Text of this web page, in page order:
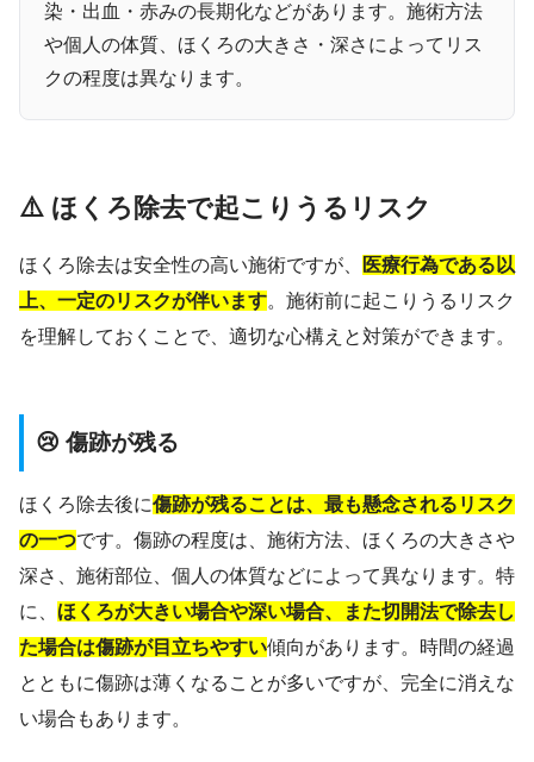
染・出血・赤みの長期化などがあります。施術方法
や個人の体質、ほくろの大きさ・深さによってリス
クの程度は異なります。
⚠️ ほくろ除去で起こりうるリスク
ほくろ除去は安全性の高い施術ですが、
医療行為である以
上、一定のリスクが伴います。施術前に起こりうるリスク
を理解しておくことで、適切な心構えと対策ができます。
😢 傷跡が残る
ほくろ除去後に傷跡が残ることは、最も懸念されるリスク
の一つです。傷跡の程度は、施術方法、ほくろの大きさや
深さ、施術部位、個人の体質などによって異なります。特
に、 ほくろが大きい場合や深い場合、また切開法で除去し
た場合は傷跡が目立ちやすい傾向があります。時間の経過
とともに傷跡は薄くなることが多いですが、完全に消えな
い場合もあります。